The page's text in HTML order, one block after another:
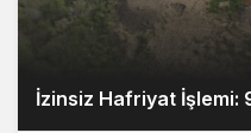
İzinsiz Hafriyat İşlemi: